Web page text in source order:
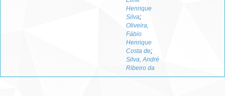
Henrique
Silva;
Oliveira,
Fábio
Henrique
Costa de;
Silva, André
Ribeiro da